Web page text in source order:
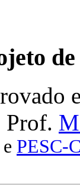
Prof.
e PESC-